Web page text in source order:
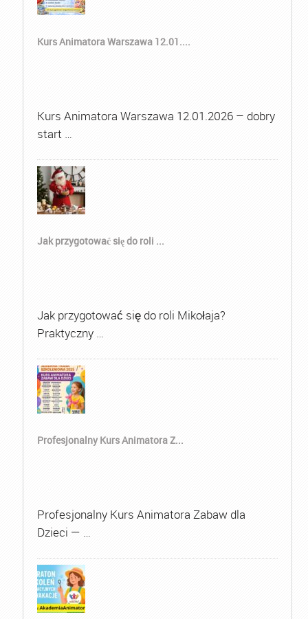
Kurs Animatora Warszawa 12.01....
Kurs Animatora Warszawa 12.01.2026 – dobry
start …
Jak przygotować się do roli ...
Jak przygotować się do roli Mikołaja?
Praktyczny …
Profesjonalny Kurs Animatora Z...
Profesjonalny Kurs Animatora Zabaw dla
Dzieci — …